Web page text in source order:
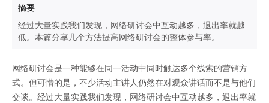
摘要
经过大量实践我们发现，网络研讨会中互动越多，退出率就越
低。本篇分享几个方法提高网络研讨会的整体参与率。
网络研讨会是一种能够在同一活动中同时触达多个线索的营销方
式。但可惜的是，不少活动主讲人仍然在对观众讲话而不是与他们
交谈。经过大量实践我们发现，网络研讨会中互动越多，退出率就